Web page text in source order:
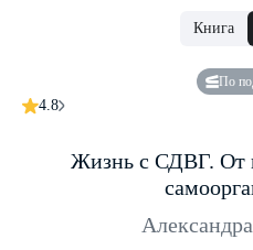
Книга
По
4.8
Жизнь с СДВГ. От